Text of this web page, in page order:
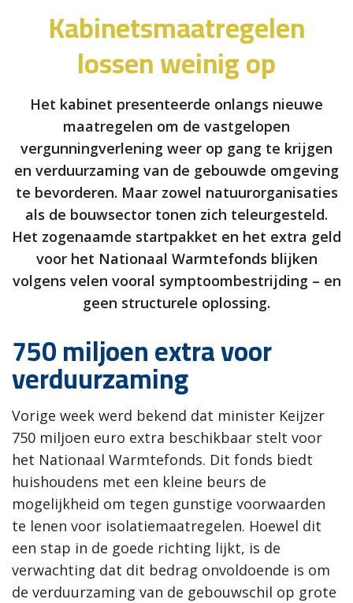
Kabinetsmaatregelen
lossen weinig op
Het kabinet presenteerde onlangs nieuwe
maatregelen om de vastgelopen
vergunningverlening weer op gang te krijgen
en verduurzaming van de gebouwde omgeving
te bevorderen. Maar zowel natuurorganisaties
als de bouwsector tonen zich teleurgesteld.
Het zogenaamde startpakket en het extra geld
voor het Nationaal Warmtefonds blijken
volgens velen vooral symptoombestrijding – en
geen structurele oplossing.
750 miljoen extra voor
verduurzaming
Vorige week werd bekend dat minister Keijzer
750 miljoen euro extra beschikbaar stelt voor
het Nationaal Warmtefonds. Dit fonds biedt
huishoudens met een kleine beurs de
mogelijkheid om tegen gunstige voorwaarden
te lenen voor isolatiemaatregelen. Hoewel dit
een stap in de goede richting lijkt, is de
verwachting dat dit bedrag onvoldoende is om
de verduurzaming van de gebouwschil op grote